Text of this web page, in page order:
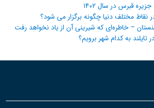
قبرس در سال ۱۴۰۲
نقاط مختلف دنیا چگونه برگزار می شود؟
– خاطره‌ای که شیرینی آن از یاد نخواهد رفت
تایلند به کدام شهر برویم؟